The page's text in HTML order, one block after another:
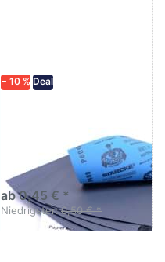
− 10 % Deal
diversen Körnungen
Nass-Schleifpapier zur nass
und trocken anwendung
ab 0,45 € *
Niedrigster:0,50 € *